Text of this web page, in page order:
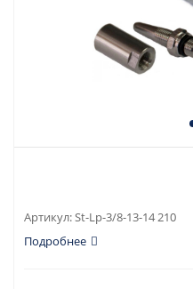
Артикул:St-Lp-3/8-13-14 210
Подробнее